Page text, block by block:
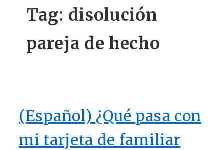
Tag: disolución
pareja de hecho
(Español) ¿Qué pasa con
mi tarjeta de familiar